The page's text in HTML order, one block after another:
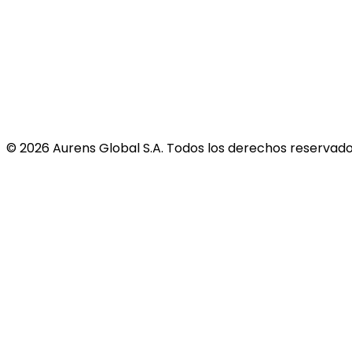
©2026Aurens Global S.A. Todos los derechos